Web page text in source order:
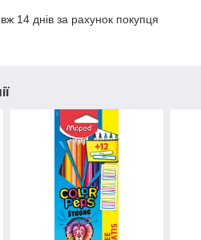
14 днів за рахунок покупця